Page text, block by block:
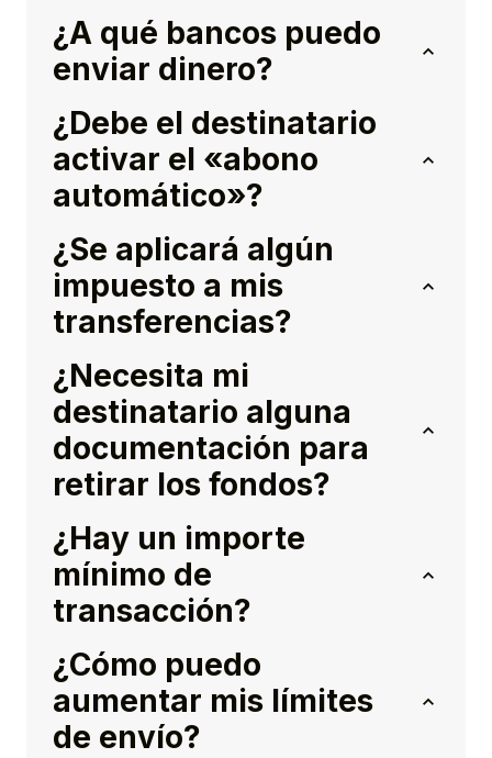
¿A qué bancos puedo
enviar dinero?
¿Debe el destinatario
activar el «abono
automático»?
¿Se aplicará algún
impuesto a mis
transferencias?
¿Necesita mi
destinatario alguna
documentación para
retirar los fondos?
¿Hay un importe
mínimo de
transacción?
¿Cómo puedo
aumentar mis límites
de envío?